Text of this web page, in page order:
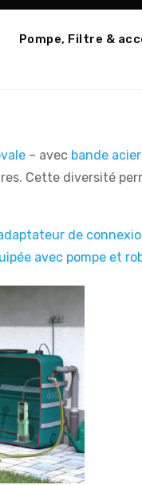
Pompe, Filtre &
– avec bande acier
Cette diversité
de
avec pompe et